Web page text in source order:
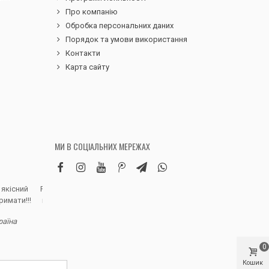
Про компанію
Обробка персональних даних
Порядок та умови використання
Контакти
Карта сайту
Робила замовлення дитячих вельветових
штанів. Дуже вдячна магазину, доставка
МИ В СОЦІАЛЬНИХ МЕРЕЖАХ
Кошик
0